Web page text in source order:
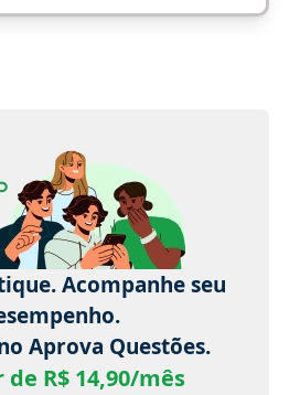
Acompanhe seu
Aprova Questões.
R$ 14,90/mês